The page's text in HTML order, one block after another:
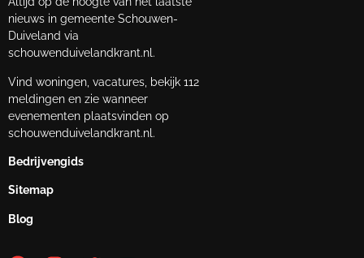
nieuws in gemeente Schouwen-
Duiveland via
schouwenduivelandkrant.nl.
Vind woningen, vacatures, bekijk 112
meldingen en zie wanneer
evenementen plaatsvinden op
schouwenduivelandkrant.nl.
Bedrijvengids
Sitemap
Blog